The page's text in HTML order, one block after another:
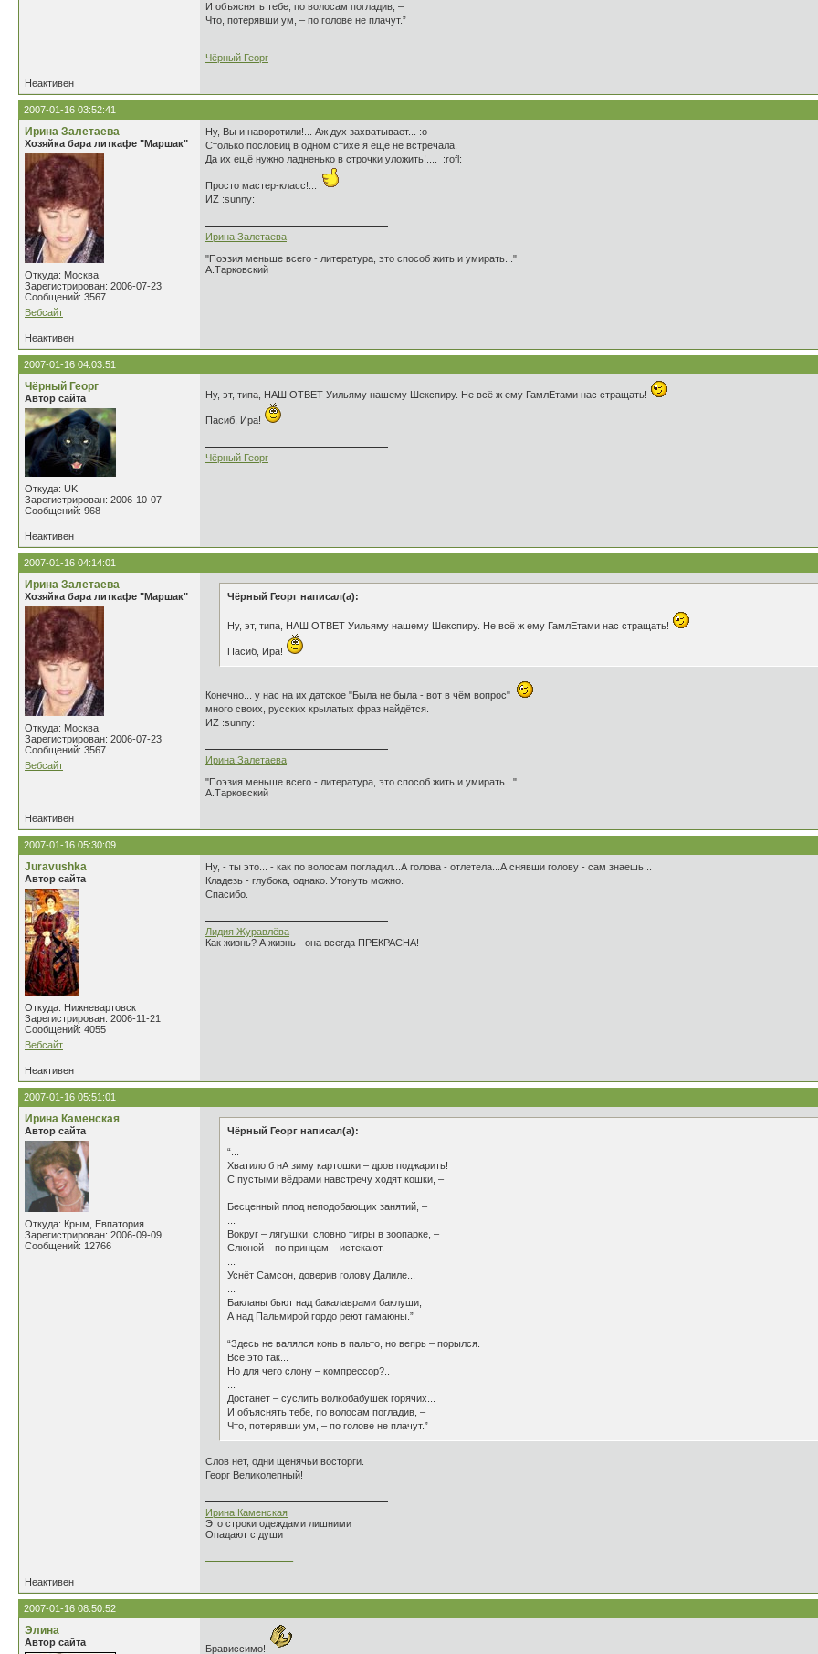
И объяснять тебе, по волосам погладив, –
Что, потерявши ум, – по голове не плачут.”
Чёрный Георг
Неактивен
2007-01-16 03:52:41
Ирина Залетаева
Хозяйка бара литкафе "Маршак"
Откуда: Москва
Зарегистрирован: 2006-07-23
Сообщений: 3567
Вебсайт
Ну, Вы и наворотили!... Аж дух захватывает... :o
Столько пословиц в одном стихе я ещё не встречала.
Да их ещё нужно ладненько в строчки уложить!.... :rofl:
Просто мастер-класс!...
ИZ :sunny:
Ирина Залетаева
"Поэзия меньше всего - литература, это способ жить и умирать..."
А.Тарковский
Неактивен
2007-01-16 04:03:51
Чёрный Георг
Автор сайта
Откуда: UK
Зарегистрирован: 2006-10-07
Сообщений: 968
Ну, эт, типа, НАШ ОТВЕТ Уильяму нашему Шекспиру. Не всё ж ему ГамлЕтами нас стращать!
Пасиб, Ира!
Чёрный Георг
Неактивен
2007-01-16 04:14:01
Ирина Залетаева
Хозяйка бара литкафе "Маршак"
Откуда: Москва
Зарегистрирован: 2006-07-23
Сообщений: 3567
Вебсайт
Чёрный Георг написал(а):
Ну, эт, типа, НАШ ОТВЕТ Уильяму нашему Шекспиру. Не всё ж ему ГамлЕтами нас стращать!
Пасиб, Ира!
Конечно... у нас на их датское "Была не была - вот в чём вопрос"
много своих, русских крылатых фраз найдётся.
ИZ :sunny:
Ирина Залетаева
"Поэзия меньше всего - литература, это способ жить и умирать..."
А.Тарковский
Неактивен
2007-01-16 05:30:09
Juravushka
Автор сайта
Откуда: Нижневартовск
Зарегистрирован: 2006-11-21
Сообщений: 4055
Вебсайт
Ну, - ты это... - как по волосам погладил...А голова - отлетела...А снявши голову - сам знаешь...
Кладезь - глубока, однако. Утонуть можно.
Спасибо.
Лидия Журавлёва
Как жизнь? А жизнь - она всегда ПРЕКРАСНА!
Неактивен
2007-01-16 05:51:01
Ирина Каменская
Автор сайта
Откуда: Крым, Евпатория
Зарегистрирован: 2006-09-09
Сообщений: 12766
Чёрный Георг написал(а):
“...
Хватило б нА зиму картошки – дров поджарить!
С пустыми вёдрами навстречу ходят кошки, –
Бесценный плод неподобающих занятий, –
Вокруг – лягушки, словно тигры в зоопарке, –
Слюной – по принцам – истекают.
Уснёт Самсон, доверив голову Далиле...
Бакланы бьют над бакалаврами баклуши,
А над Пальмирой гордо реют гамаюны.”
“Здесь не валялся конь в пальто, но вепрь – порылся.
Всё это так...
Но для чего слону – компрессор?..
Достанет – суслить волкобабушек горячих...
И объяснять тебе, по волосам погладив, –
Что, потерявши ум, – по голове не плачут.”
Слов нет, одни щенячьи восторги.
Георг Великолепный!
Ирина Каменская
Это строки одеждами лишними
Опадают с души
Неактивен
2007-01-16 08:50:52
Элина
Автор сайта
Брависсимо!